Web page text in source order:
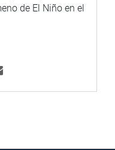
de El Niño en el